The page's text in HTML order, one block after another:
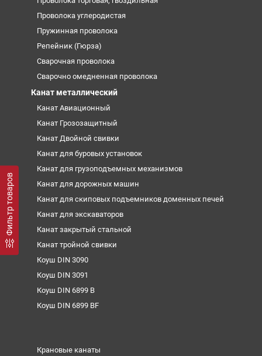
Фильтр товаров
Проволока углеродистая
Пружинная проволока
Репейник (Гюрза)
Сварочная проволока
Сварочно омедненная проволока
Канат металлический
Канат Авиационный
Канат Грозозащитный
Канат Двойной свивки
Канат для буровых установок
Канат для грузоподъемных механизмов
Канат для дорожных машин
Канат для скиповых подъемников доменных печей
Канат для экскаваторов
Канат закрытый стальной
Канат тройной свивки
Коуш DIN 3090
Коуш DIN 3091
Коуш DIN 6899 B
Коуш DIN 6899 BF
Крановые канаты